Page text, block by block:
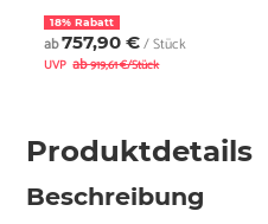
18% Rabatt
ab757,90 €/ Stück
UVP ab919,61 €/Stück
Produktdetails
Beschreibung